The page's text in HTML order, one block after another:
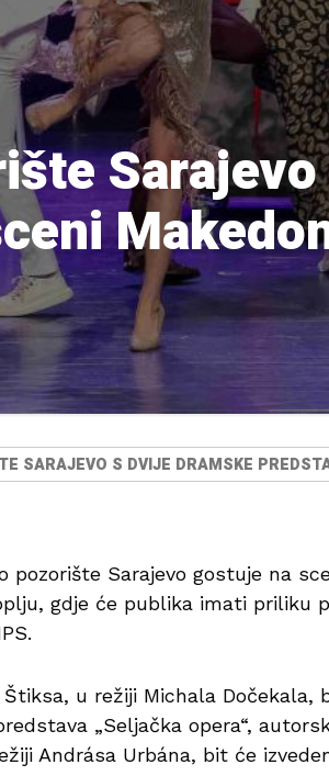
SARAJEVO S DVIJE DRAMSKE
pozorište Sarajevo gostuje na
gdje će publika imati priliku
u režiji Michala Dočekala,
„Seljačka opera“,
Andrása Urbána, bit će